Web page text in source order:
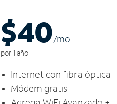
$40/mo
por 1 año
Internet con fibra óptica
Módem gratis